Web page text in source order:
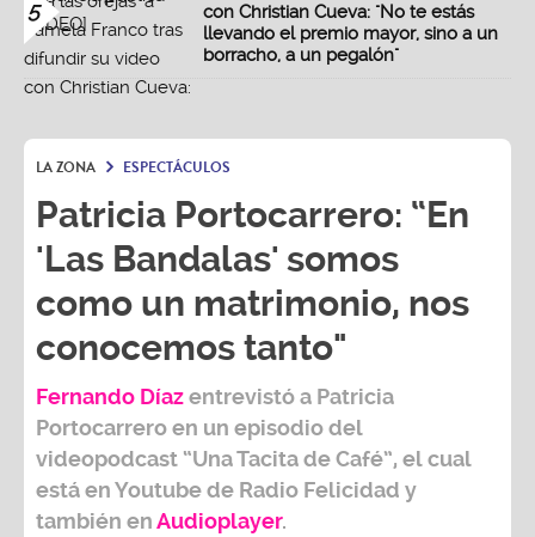
5
con Christian Cueva: "No te estás
llevando el premio mayor, sino a un
borracho, a un pegalón"
LA ZONA ESPECTÁCULOS
Patricia Portocarrero: “En
'Las Bandalas' somos
como un matrimonio, nos
conocemos tanto"
Fernando Díazentrevistó a Patricia
Portocarreroen un episodio del
videopodcast “Una Tacita de Café”, el cual
está en Youtube de Radio Felicidad y
también enAudioplayer.